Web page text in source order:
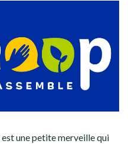
est une petite merveille qui